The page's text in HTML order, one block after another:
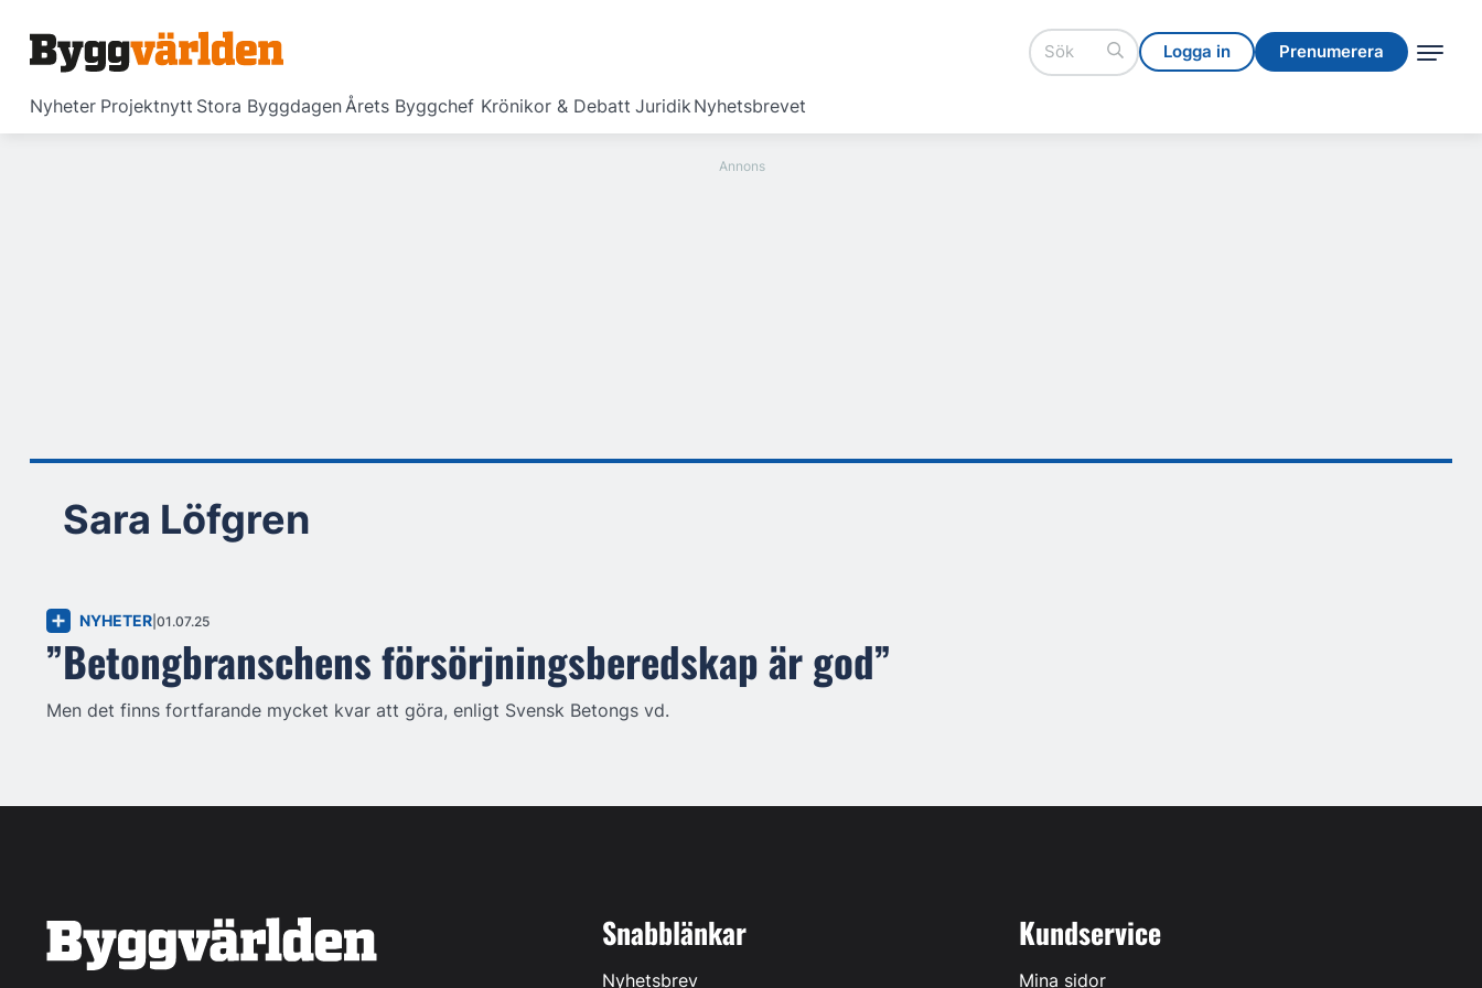
Logga in Prenumerera
Nyheter Projektnytt Stora ByggdagenÅrets Byggchef Krönikor & Debatt JuridikNyhetsbrevet
Logga in Prenumerera
Sara Löfgren
NYHETER 01.07.25
”Betongbranschens försörjningsberedskap är god”
Men det finns fortfarande mycket kvar att göra, enligt Svensk Betongs vd.
Snabblänkar
Nyhetsbrev
Kundservice
Mina sidor